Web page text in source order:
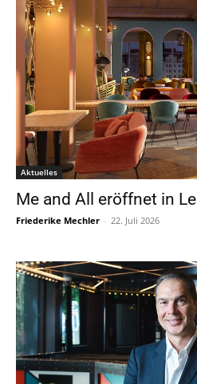
Aktuelles
Me and All eröffnet in
Friederike Mechler - 22. Juli 2026